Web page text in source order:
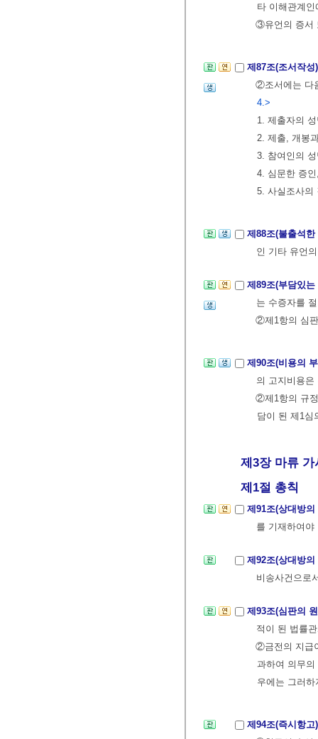
타 이해관계
③유언의 증서
제87조(조서작
②조서에는 다
4.>
1. 제출자의
2. 제출, 개봉
3. 참여인의
4. 심문한 증
5. 사실조사의
제88조(불출석
인 기타 유언
제89조(부담있
는 수증자를
②제1항의 심
제90조(비용의
의 고지비용
②제1항의 규
담이 된 제1심
제3장 마류 가
제1절 총칙
제91조(상대방
를 기재하여
제92조(상대방
비송사건으로
제93조(심판의
적이 된 법률
②금전의 지급
과하여 의무
우에는 그러
제94조(즉시항